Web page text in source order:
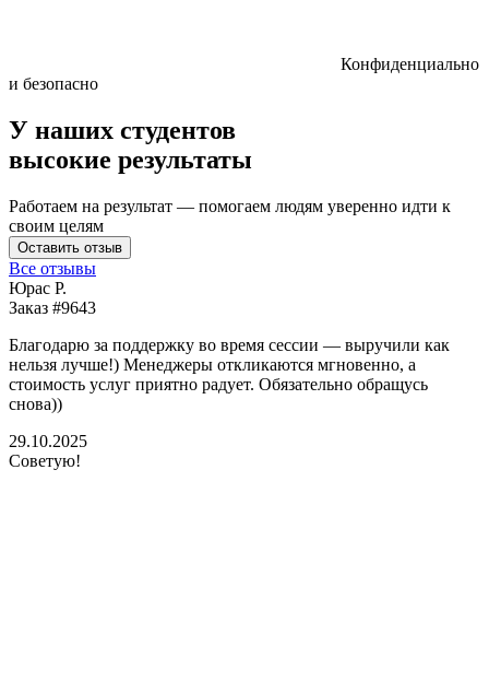
Конфиденциально
и безопасно
У наших студентов
высокие результаты
Работаем на результат — помогаем людям уверенно идти к
своим целям
Оставить отзыв
Все отзывы
Юрас Р.
Заказ #9643
Благодарю за поддержку во время сессии — выручили как
нельзя лучше!) Менеджеры откликаются мгновенно, а
стоимость услуг приятно радует. Обязательно обращусь
снова))
29.10.2025
Советую!